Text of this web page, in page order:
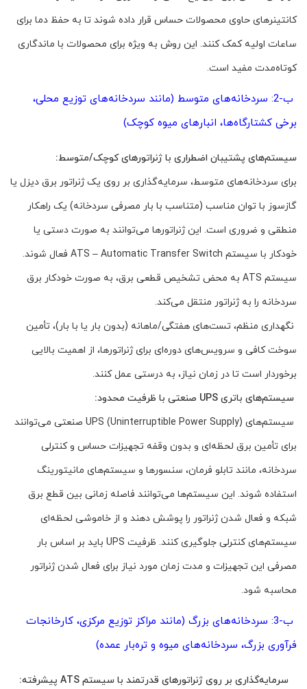
کانتینرهای حاوی محصولات حساس قرار داده شوند تا به حفظ دما برای
ساعات اولیه کمک کنند. این روش به ویژه برای محصولات با ماندگاری
کوتاه‌مدت مفید است.
ب-2: سردخانه‌های متوسط (مانند سردخانه‌های توزیع محلی،
برخی کشتارگاه‌ها، انبارهای میوه کوچک)
سیستم‌های پشتیبان اضطراری با ژنراتورهای کوچک/متوسط:
برای سردخانه‌های متوسط، سرمایه‌گذاری بر روی یک ژنراتور برق دیزل یا
گازسوز با توان مناسب (متناسب با بار مصرفی سردخانه) یک راهکار
منطقی و ضروری است. این ژنراتورها می‌توانند به صورت دستی یا
خودکار با سیستم ATS – Automatic Transfer Switch فعال شوند.
سیستم ATS به محض تشخیص قطعی برق، به صورت خودکار برق
سردخانه را به ژنراتور منتقل می‌کند.
نگهداری منظم، تست‌های هفتگی/ماهانه (بدون بار یا با بار)، تأمین
سوخت کافی و سرویس‌های دوره‌ای برای ژنراتورها، از اهمیت بالایی
برخوردار است تا در زمان نیاز، به درستی عمل کنند.
سیستم‌های باتری UPS صنعتی با ظرفیت محدود:
سیستم‌های UPS (Uninterruptible Power Supply) صنعتی می‌توانند
برای تأمین برق لحظه‌ای و بدون وقفه تجهیزات حساس و کنترلی
سردخانه، مانند تابلو فرمان، سنسورها و سیستم‌های مانیتورینگ
استفاده شوند. این سیستم‌ها می‌توانند فاصله زمانی بین قطع برق
شبکه و فعال شدن ژنراتور را پوشش دهند و از خاموشی لحظه‌ای
سیستم‌های کنترلی جلوگیری کنند. ظرفیت UPS باید بر اساس بار
مصرفی این تجهیزات و مدت زمان مورد نیاز برای فعال شدن ژنراتور
محاسبه شود.
ب-3: سردخانه‌های بزرگ (مانند مراکز توزیع مرکزی، کارخانجات
فرآوری بزرگ، سردخانه‌های میوه و تره‌بار عمده)
سرمایه‌گذاری بر روی ژنراتورهای قدرتمند با سیستم ATS پیشرفته: